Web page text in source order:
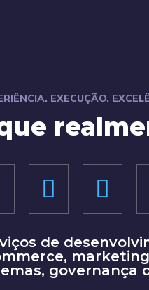
EXECUÇÃO.
de
governança